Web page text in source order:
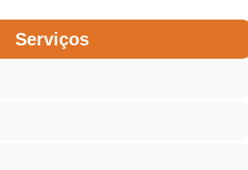
Serviços